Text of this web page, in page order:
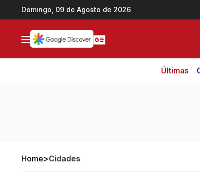
Ir direto pro conteúdo
Domingo, 09 de Agosto de 2026
Últimas
Home>Cidades